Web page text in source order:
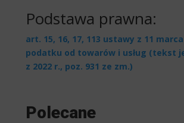
Podstawa prawna:
art. 15, 16, 17, 113 ustawy z 11
podatku od towarów i usług (tekst
z 2022 r., poz. 931 ze zm.)
Polecane